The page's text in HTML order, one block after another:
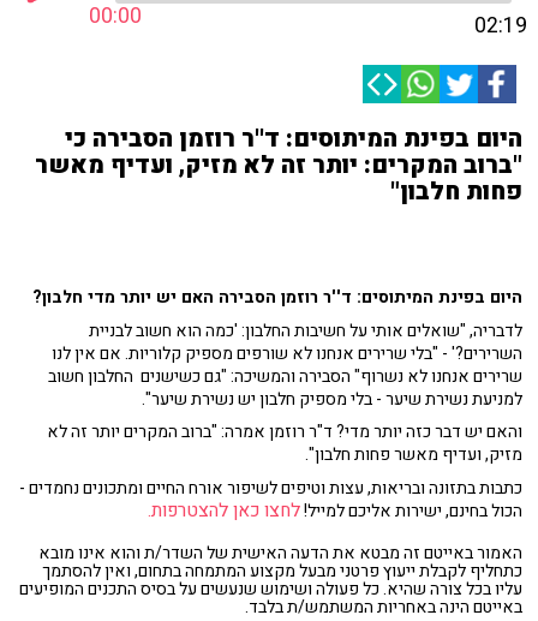
00:00 02:19
היום בפינת המיתוסים: ד''ר רוזמן הסבירה כי
"ברוב המקרים: יותר זה לא מזיק, ועדיף מאשר
פחות חלבון"
היום בפינת המיתוסים: ד''ר רוזמן הסבירה האם יש יותר מדי חלבון?
לדבריה, "שואלים אותי על חשיבות החלבון: 'כמה הוא חשוב לבניית
השרירים?' - "בלי שרירים אנחנו לא שורפים מספיק קלוריות. אם אין לנו
שרירים אנחנו לא נשרוף" הסבירה והמשיכה: "גם כשישנים החלבון חשוב
למניעת נשירת שיער - בלי מספיק חלבון יש נשירת שיער".
והאם יש דבר כזה יותר מדי? ד"ר רוזמן אמרה: "ברוב המקרים יותר זה לא
מזיק, ועדיף מאשר פחות חלבון".
כתבות בתזונה ובריאות, עצות וטיפים לשיפור אורח החיים ומתכונים נחמדים -
הכול בחינם, ישירות אליכם למייל!לחצו כאן להצטרפות.
האמור באייטם זה מבטא את הדעה האישית של השדר/ת והוא אינו מובא
כתחליף לקבלת ייעוץ פרטני מבעל מקצוע המתמחה בתחום, ואין להסתמך
עליו בכל צורה שהיא. כל פעולה ושימוש שנעשים על בסיס התכנים המופיעים
באייטם הינה באחריות המשתמש/ת בלבד.